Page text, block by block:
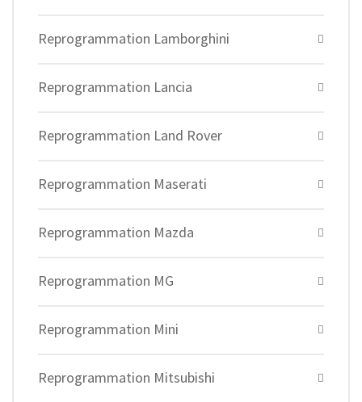
Reprogrammation Lamborghini
Reprogrammation Lancia
Reprogrammation Land Rover
Reprogrammation Maserati
Reprogrammation Mazda
Reprogrammation MG
Reprogrammation Mini
Reprogrammation Mitsubishi